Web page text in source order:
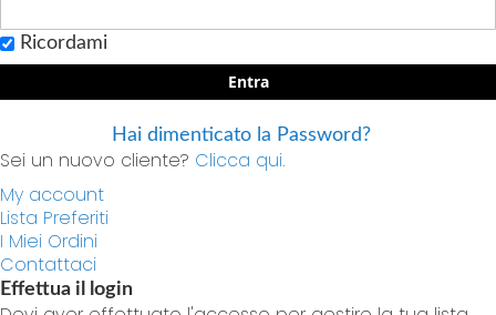
Ricordami
Entra
Hai dimenticato la Password?
Sei un nuovo cliente? Clicca qui.
My account
Lista Preferiti
I Miei Ordini
Contattaci
Effettua il login